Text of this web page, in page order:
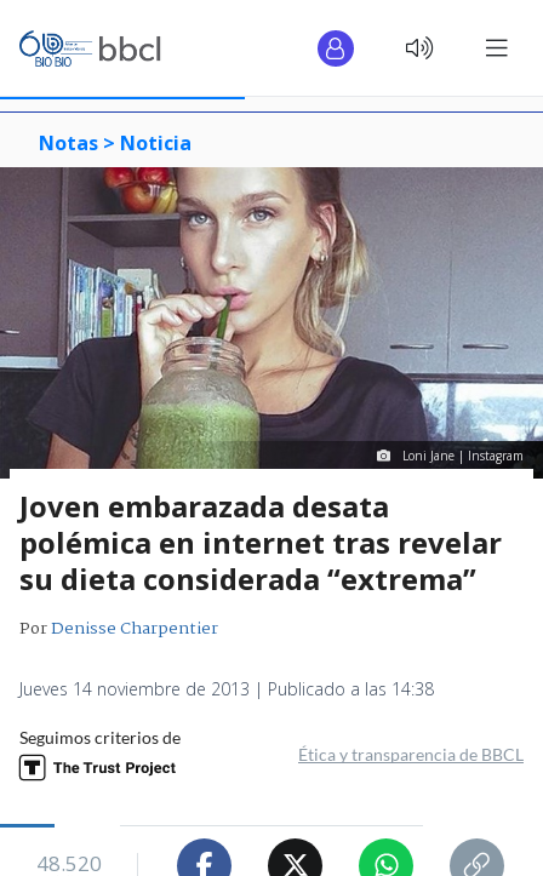
Notas > Noticia
Loni Jane | Instagram
Joven embarazada desata
polémica en internet tras revelar
su dieta considerada “extrema”
PorDenisse Charpentier
Jueves 14 noviembre de 2013 | Publicado a las 14:38
Seguimos criterios de
Ética y transparencia de BBCL
48.520